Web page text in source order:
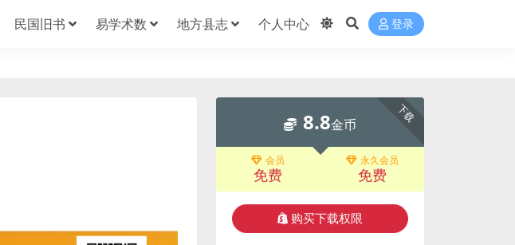
民国旧书 易学术数 地方县志 个人中心 登录
下载
8.8金币
会员
免费
永久会员
免费
购买下载权限